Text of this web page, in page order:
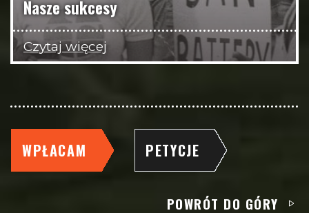
Nasze sukcesy
Czytaj więcej
WPŁACAM PETYCJE
POWRÓT DO GÓRY